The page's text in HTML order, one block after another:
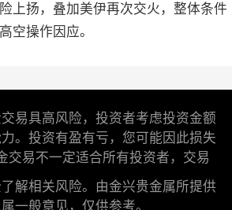
上扬，叠加美伊再次交火，整体条件
空操作因应。
易具高风险，投资者考虑投资金额
。投资有盈有亏，您可能因此损失
交易不一定适合所有投资者，交易
解相关风险。由金兴贵金属所提供
一般意见，仅供参考。